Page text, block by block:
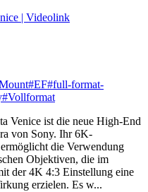
#EF#full-format-
#Vollformat
Venice ist die neue High-End
von Sony. Ihr 6K-
die Verwendung
Objektiven, die im
der 4K 4:3 Einstellung eine
erzielen. Es w...